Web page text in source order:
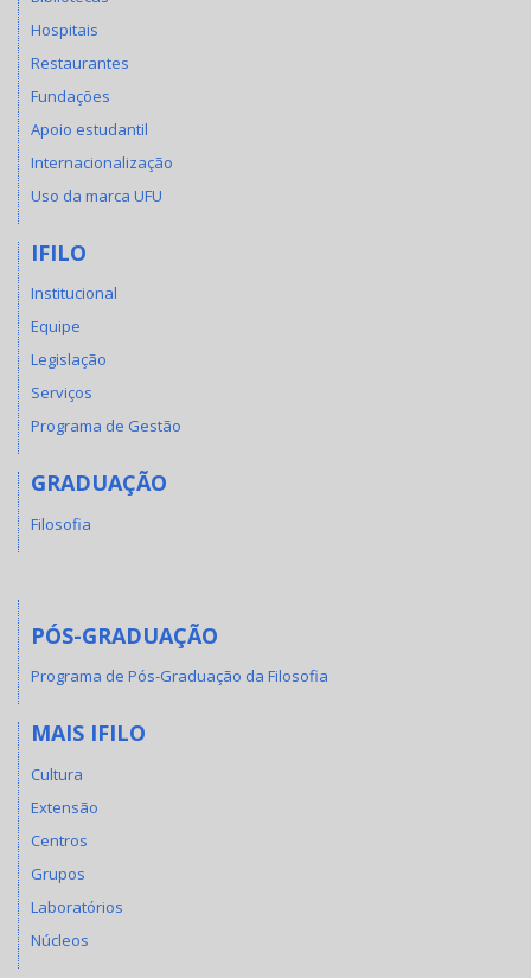
Hospitais
Restaurantes
Fundações
Apoio estudantil
Internacionalização
Uso da marca UFU
IFILO
Institucional
Equipe
Legislação
Serviços
Programa de Gestão
GRADUAÇÃO
Filosofia
PÓS-GRADUAÇÃO
Programa de Pós-Graduação da Filosofia
MAIS IFILO
Cultura
Extensão
Centros
Grupos
Laboratórios
Núcleos